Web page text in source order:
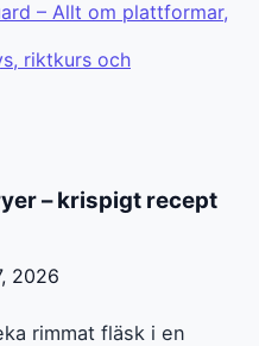
– Allt om plattformar,
riktkurs och
– krispigt recept
2026
rimmat fläsk i en